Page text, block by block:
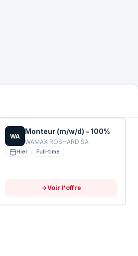
WA
Monteur (m/w/d) – 100%
WAMAX ROSHARD SA
Hier Full-time
Voir l'offre